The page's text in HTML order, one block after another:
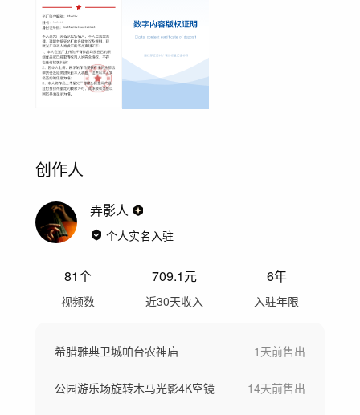
创作人
弄影人
个人实名入驻
81个
视频数
709.1元
近30天收入
6年
入驻年限
希腊雅典卫城帕台农神庙 1天前售出
公园游乐场旋转木马光影4K空镜 14天前售出